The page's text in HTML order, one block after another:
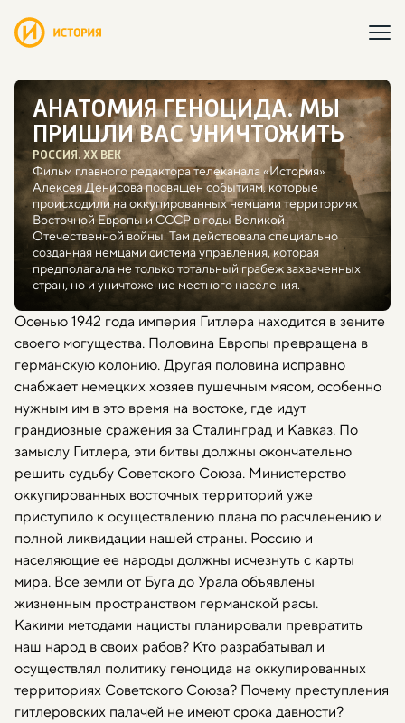
АНАТОМИЯ ГЕНОЦИДА. МЫ
ПРИШЛИ ВАС УНИЧТОЖИТЬ
РОССИЯ. ХХ ВЕК
Фильм главного редактора телеканала «История»
Алексея Денисова посвящен событиям, которые
происходили на оккупированных немцами территориях
Восточной Европы и СССР в годы Великой
Отечественной войны. Там действовала специально
созданная немцами система управления, которая
предполагала не только тотальный грабеж захваченных
стран, но и уничтожение местного населения.
Осенью 1942 года империя Гитлера находится в зените
своего могущества. Половина Европы превращена в
германскую колонию. Другая половина исправно
снабжает немецких хозяев пушечным мясом, особенно
нужным им в это время на востоке, где идут
грандиозные сражения за Сталинград и Кавказ. По
замыслу Гитлера, эти битвы должны окончательно
решить судьбу Советского Союза. Министерство
оккупированных восточных территорий уже
приступило к осуществлению плана по расчленению и
полной ликвидации нашей страны. Россию и
населяющие ее народы должны исчезнуть с карты
мира. Все земли от Буга до Урала объявлены
жизненным пространством германской расы.
Какими методами нацисты планировали превратить
наш народ в своих рабов? Кто разрабатывал и
осуществлял политику геноцида на оккупированных
территориях Советского Союза? Почему преступления
гитлеровских палачей не имеют срока давности?